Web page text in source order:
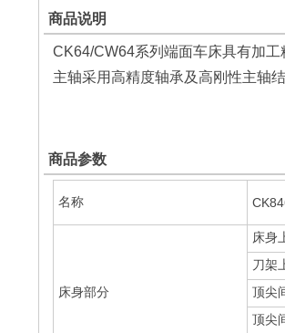
商品说明
CK64/CW64系列端面车床具有加
主轴采用高精度轴承及高刚性主轴
商品参数
名称
床身部分
床身
刀架
顶尖
顶尖